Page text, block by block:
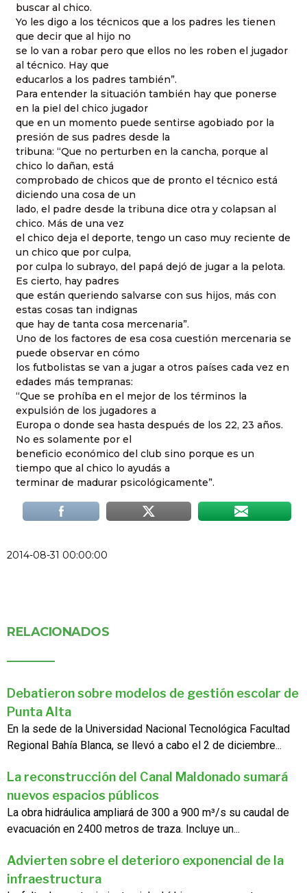
buscar al chico.
Yo les digo a los técnicos que a los padres les tienen
que decir que al hijo no
se lo van a robar pero que ellos no les roben el jugador
al técnico. Hay que
educarlos a los padres también”.
Para entender la situación también hay que ponerse
en la piel del chico jugador
que en un momento puede sentirse agobiado por la
presión de sus padres desde la
tribuna: “Que no perturben en la cancha, porque al
chico lo dañan, está
comprobado de chicos que de pronto el técnico está
diciendo una cosa de un
lado, el padre desde la tribuna dice otra y colapsan al
chico. Más de una vez
el chico deja el deporte, tengo un caso muy reciente de
un chico que por culpa,
por culpa lo subrayo, del papá dejó de jugar a la pelota.
Es cierto, hay padres
que están queriendo salvarse con sus hijos, más con
estas cosas tan indignas
que hay de tanta cosa mercenaria”.
Uno de los factores de esa cosa cuestión mercenaria se
puede observar en cómo
los futbolistas se van a jugar a otros países cada vez en
edades más tempranas:
“Que se prohíba en el mejor de los términos la
expulsión de los jugadores a
Europa o donde sea hasta después de los 22, 23 años.
No es solamente por el
beneficio económico del club sino porque es un
tiempo que al chico lo ayudás a
terminar de madurar psicológicamente”.
2014-08-31 00:00:00
RELACIONADOS
Debatieron sobre modelos de gestión escolar de
Punta Alta
En la sede de la Universidad Nacional Tecnológica Facultad
Regional Bahía Blanca, se llevó a cabo el 2 de diciembre...
La reconstrucción del Canal Maldonado sumará
nuevos espacios públicos
La obra hidráulica ampliará de 300 a 900 m³/s su caudal de
evacuación en 2400 metros de traza. Incluye un...
Advierten sobre el deterioro exponencial de la
infraestructura